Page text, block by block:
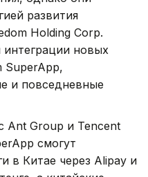
развития
Holding Corp.
новых
SuperApp,
и повседневные
Ant Group и Tencent
смогут
в Китае через Alipay и